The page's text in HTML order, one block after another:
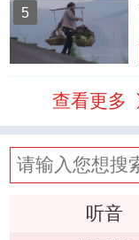
5
查看更多
听音